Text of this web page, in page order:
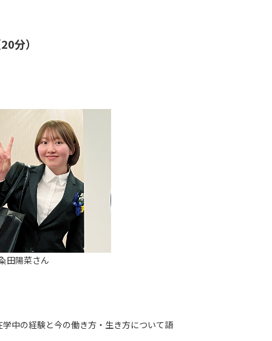
分）
田陽菜さん
中の経験と今の働き方・生き方について語